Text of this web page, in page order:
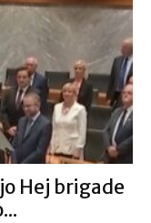
Hej brigade